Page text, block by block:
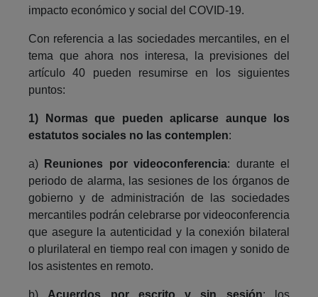
impacto económico y social del COVID-19.
Con referencia a las sociedades mercantiles, en el
tema que ahora nos interesa, la previsiones del
artículo 40 pueden resumirse en los siguientes
puntos:
1)
Normas que pueden aplicarse aunque los
estatutos sociales no las contemplen:
a) Reuniones por videoconferencia: durante el
periodo de alarma, las sesiones de los órganos de
gobierno y de administración de las sociedades
mercantiles podrán celebrarse por videoconferencia
que asegure la autenticidad y la conexión bilateral
o plurilateral en tiempo real con imagen y sonido de
los asistentes en remoto.
b) Acuerdos por escrito y sin sesión: los